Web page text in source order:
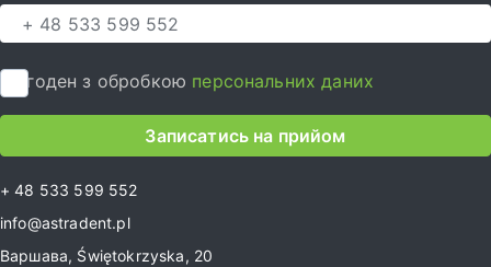
Я згоден з обробкою персональних даних
Записатись на прийом
+ 48 533 599 552
info@astradent.pl
Варшава, Świętokrzyska, 20